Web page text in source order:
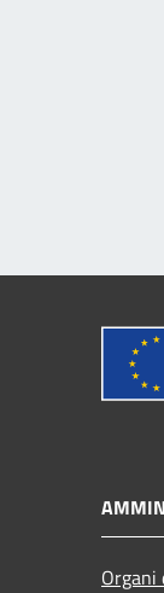
Organi